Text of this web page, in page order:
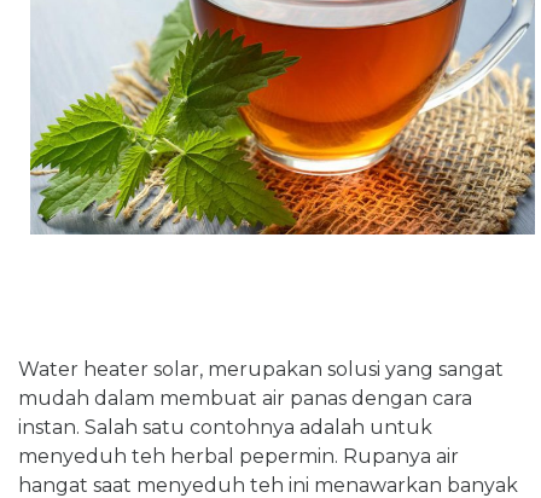
Water heater solar, merupakan solusi yang sangat
mudah dalam membuat air panas dengan cara
instan. Salah satu contohnya adalah untuk
menyeduh teh herbal pepermin. Rupanya air
hangat saat menyeduh teh ini menawarkan banyak